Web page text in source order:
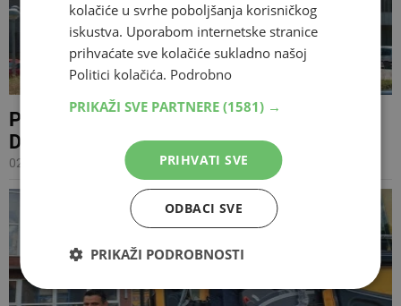
POLOŽILI JAMČEVINU Milenko Bašić i
Dragan Stipić pušteni iz pritvora
02.04.2021 14:58
kolačiće u svrhe poboljšanja korisničkog
iskustva. Uporabom internetske stranice
prihvaćate sve kolačiće sukladno našoj
Politici kolačića. Podrobno
PRIKAŽI SVE PARTNERE (1581) →
PRIHVATI SVE
ODBACI SVE
PRIKAŽI PODROBNOSTI